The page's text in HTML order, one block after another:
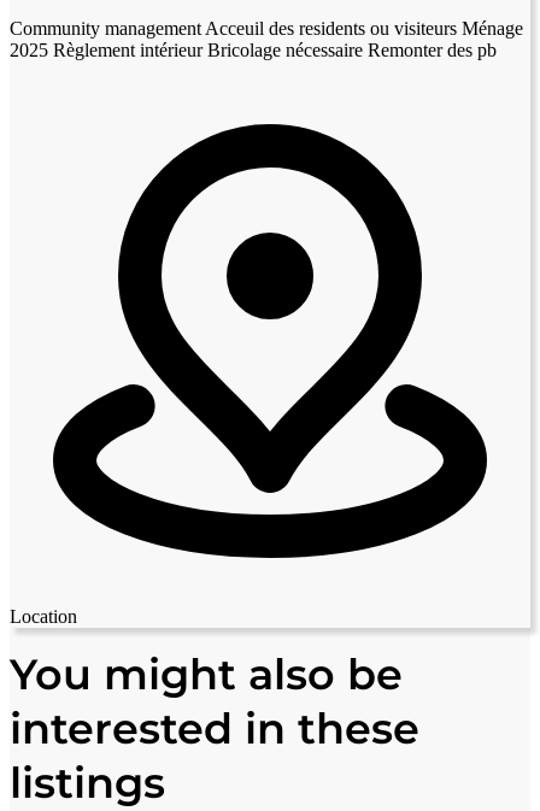
Community management Acceuil des residents ou visiteurs Ménage
2025 Règlement intérieur Bricolage nécessaire Remonter des pb
Location
+
−
You might also be
interested in these
listings